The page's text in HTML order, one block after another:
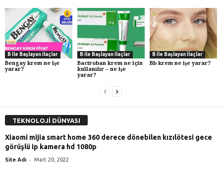
B İle Başlayan İlaçlar
Bengay krem ne işe
yarar?
B İle Başlayan İlaçlar
Bactroban krem ne için
kullanılır – ne işe
yarar?
B İle Başlayan İlaçlar
Bb krem ne işe yarar?
TEKNOLOJİ DÜNYASI
Xiaomi mijia smart home 360 derece dönebilen kızılötesi gece
görüşlü ip kamera hd 1080p
Site Adı - Mart 20, 2022